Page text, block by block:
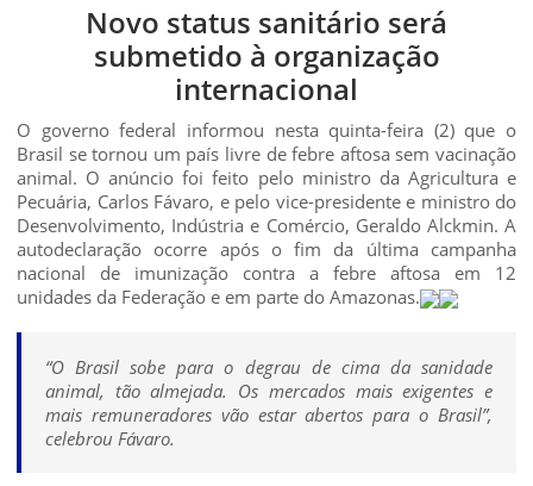
Novo status sanitário será
submetido à organização
internacional
O governo federal informou nesta quinta-feira (2) que o
Brasil se tornou um país livre de febre aftosa sem vacinação
animal. O anúncio foi feito pelo ministro da Agricultura e
Pecuária, Carlos Fávaro, e pelo vice-presidente e ministro do
Desenvolvimento, Indústria e Comércio, Geraldo Alckmin. A
autodeclaração ocorre após o fim da última campanha
nacional de imunização contra a febre aftosa em 12
unidades da Federação e em parte do Amazonas.
“O Brasil sobe para o degrau de cima da sanidade
animal, tão almejada. Os mercados mais exigentes e
mais remuneradores vão estar abertos para o Brasil”,
celebrou Fávaro.